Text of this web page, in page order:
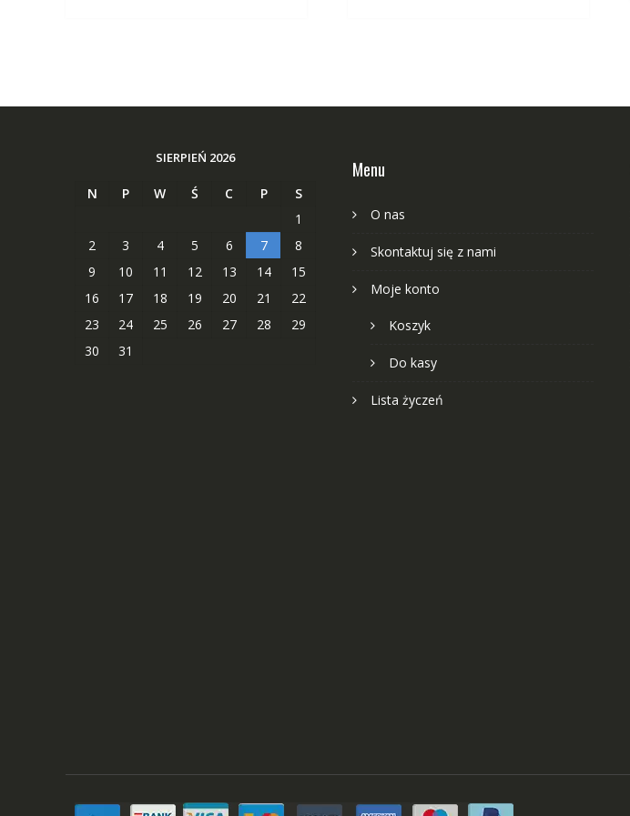
SIERPIEŃ 2026
N P W Ś C P
S
1
2
3 4 5 6 7
8
9
10 11 12 13 14
15
16
17 18 19 20 21
22
23
24 25 26 27 28
29
30
31
Menu
O nas
Skontaktuj się z nami
Moje konto
Koszyk
Do kasy
Lista życzeń